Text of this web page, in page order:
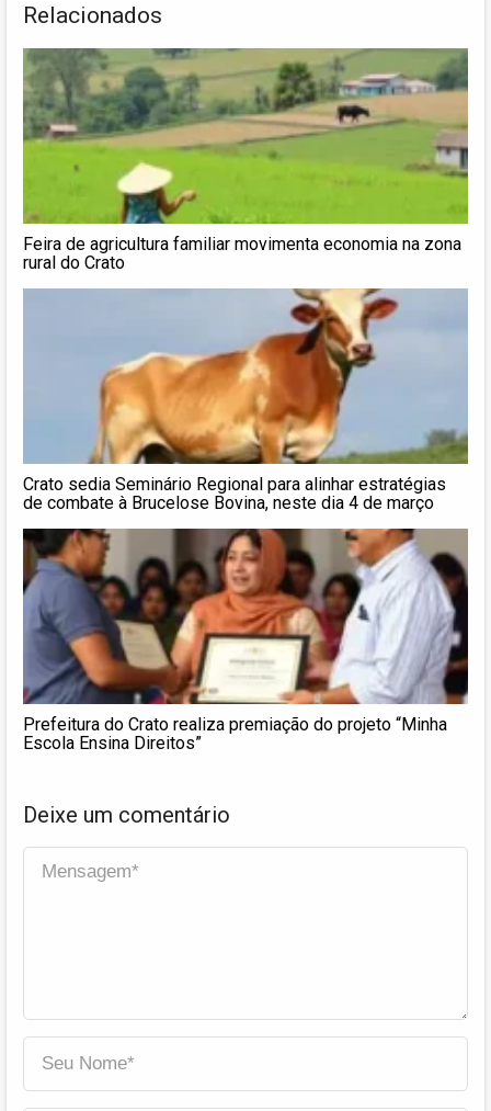
Relacionados
Feira de agricultura familiar movimenta economia na zona
rural do Crato
Crato sedia Seminário Regional para alinhar estratégias
de combate à Brucelose Bovina, neste dia 4 de março
Prefeitura do Crato realiza premiação do projeto “Minha
Escola Ensina Direitos”
Deixe um comentário